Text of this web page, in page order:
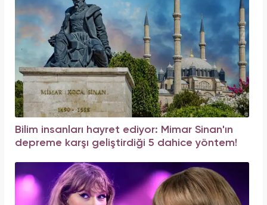
Bilim insanları hayret ediyor: Mimar Sinan'ın
depreme karşı geliştirdiği 5 dahice yöntem!